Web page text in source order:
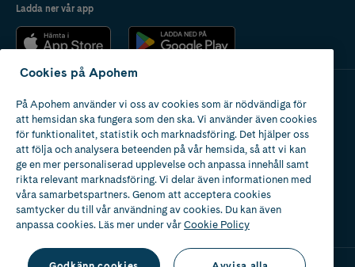
Ladda ner vår app
Apotek med tillstånd
av Läkemedelsverket
Cookies på Apohem
På Apohem använder vi oss av cookies som är nödvändiga för
att hemsidan ska fungera som den ska. Vi använder även cookies
för funktionalitet, statistik och marknadsföring. Det hjälper oss
att följa och analysera beteenden på vår hemsida, så att vi kan
ge en mer personaliserad upplevelse och anpassa innehåll samt
rikta relevant marknadsföring. Vi delar även informationen med
våra samarbetspartners. Genom att acceptera cookies
samtycker du till vår användning av cookies. Du kan även
anpassa cookies. Läs mer under vårCookie Policy